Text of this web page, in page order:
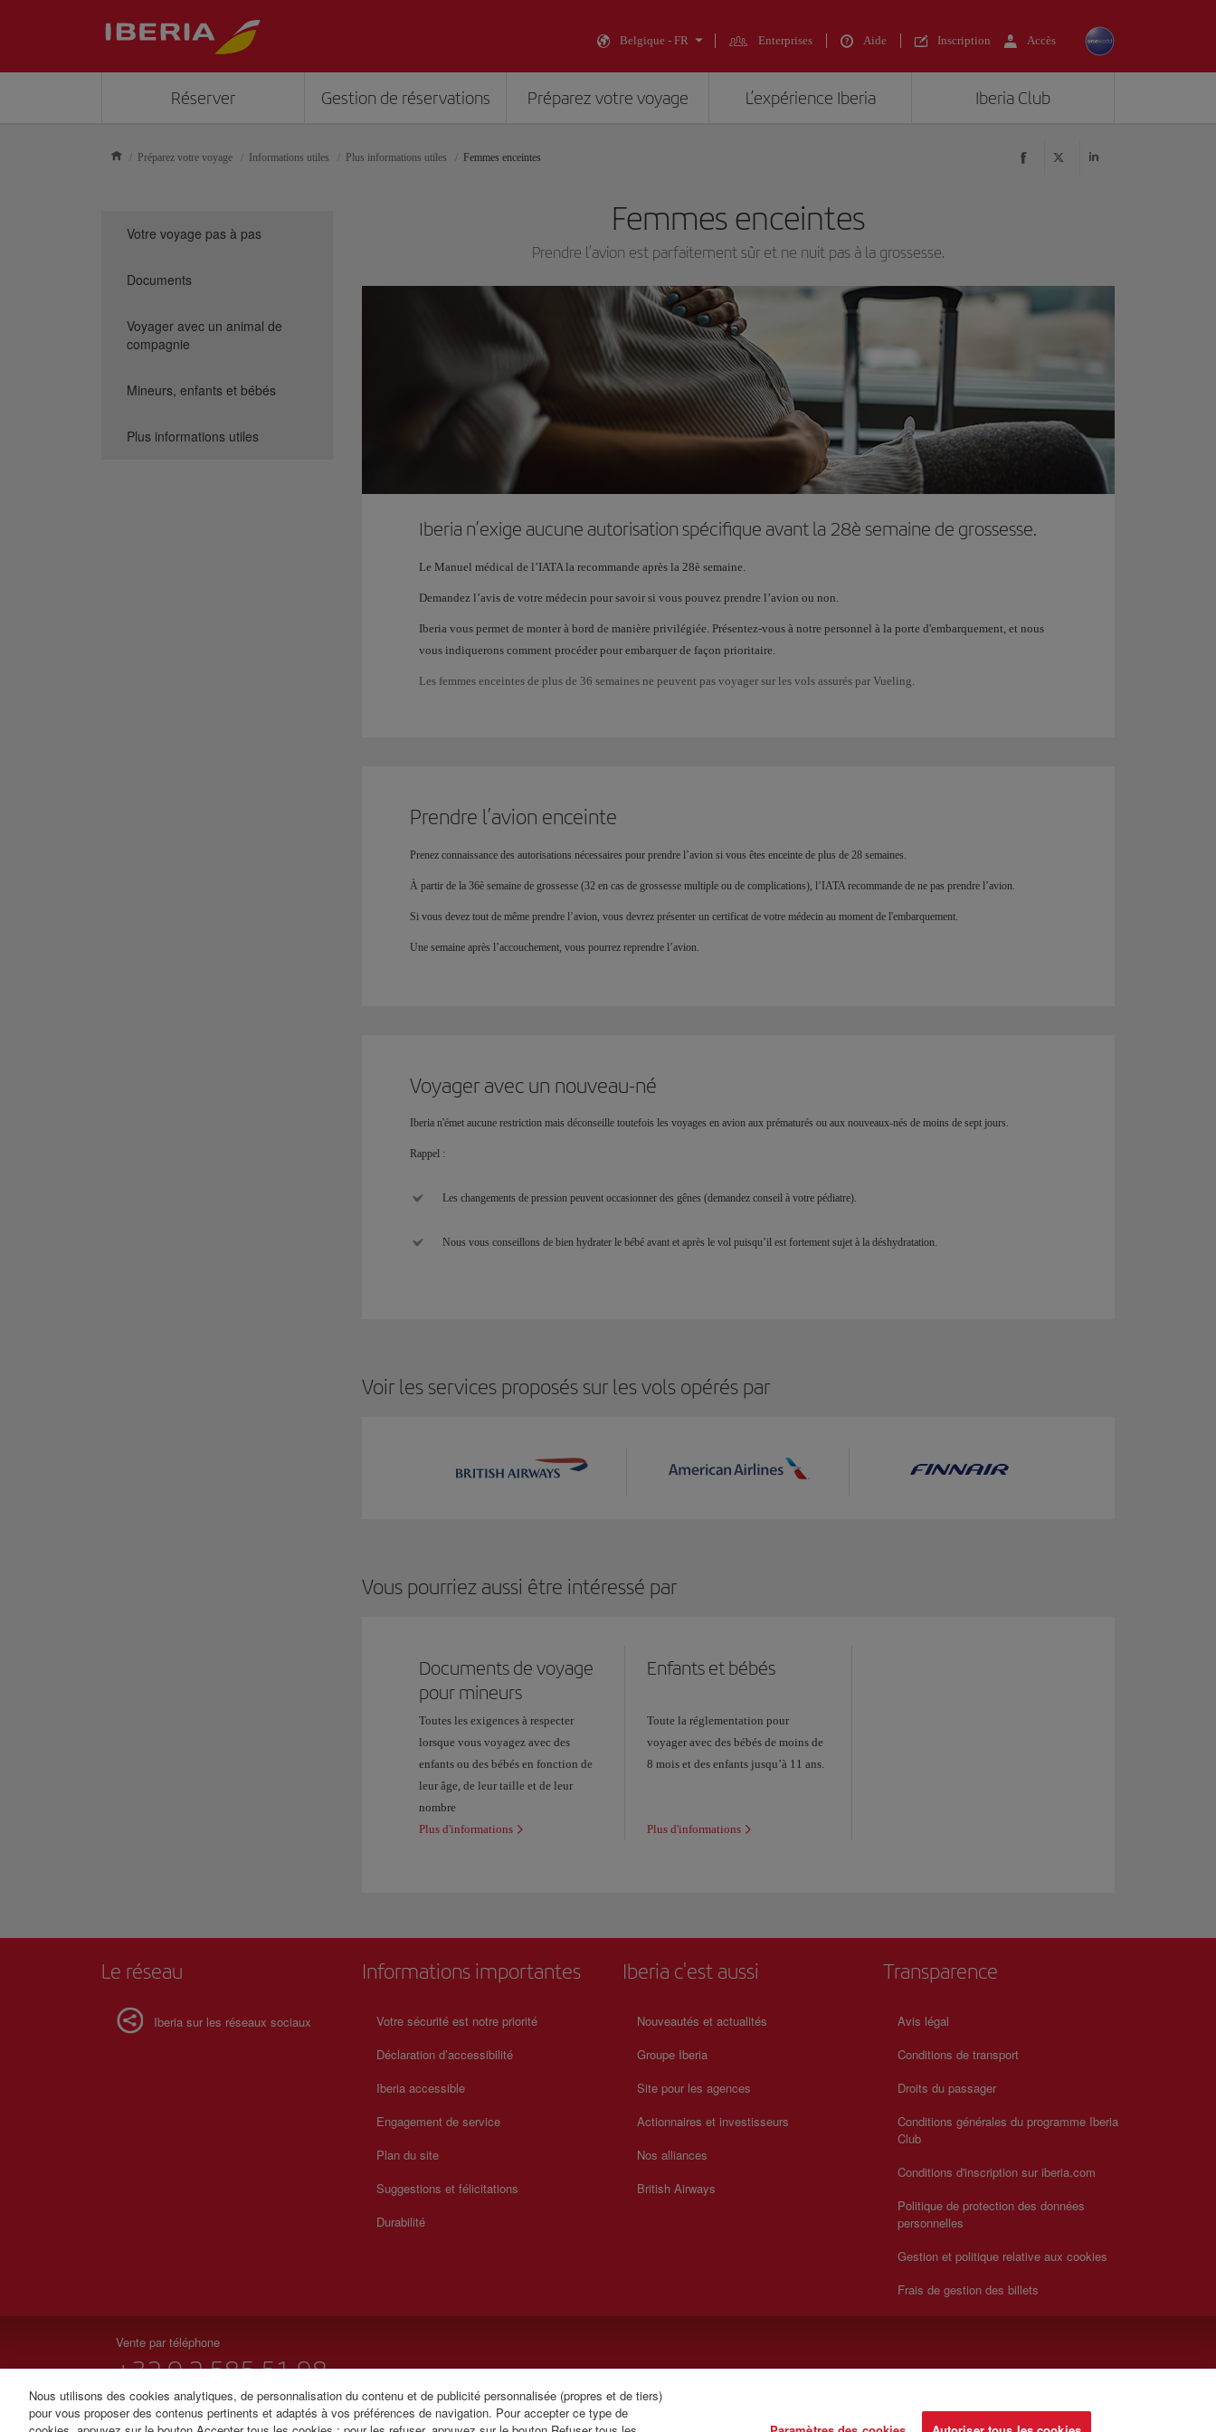
Belgique - FR Enterprises Aide Inscription Accès
Réserver Gestion de réservations Préparez votre voyage L’expérience Iberia Iberia Club
Préparez votre voyage Informations utiles Plus informations utiles Femmes enceintes
Femmes enceintes
Prendre l’avion est parfaitement sûr et ne nuit pas à la grossesse.
Iberia n’exige aucune autorisation spécifique avant la 28è semaine de grossesse.
Le Manuel médical de l’IATA la recommande après la 28è semaine.
Demandez l’avis de votre médecin pour savoir si vous pouvez prendre l’avion ou non.
Iberia vous permet de monter à bord de manière privilégiée. Présentez-vous à notre personnel à la porte d'embarquement, et nous
vous indiquerons comment procéder pour embarquer de façon prioritaire.
Les femmes enceintes de plus de 36 semaines ne peuvent pas voyager sur les vols assurés par Vueling.
Prendre l’avion enceinte
Prenez connaissance des autorisations nécessaires pour prendre l’avion si vous êtes enceinte de plus de 28 semaines.
À partir de la 36è semaine de grossesse (32 en cas de grossesse multiple ou de complications), l’IATA recommande de ne pas prendre l’avion.
Si vous devez tout de même prendre l’avion, vous devrez présenter un certificat de votre médecin au moment de l'embarquement.
Une semaine après l’accouchement, vous pourrez reprendre l’avion.
Voyager avec un nouveau-né
Iberia n'émet aucune restriction mais déconseille toutefois les voyages en avion aux prématurés ou aux nouveaux-nés de moins de sept jours.
Rappel :
Les changements de pression peuvent occasionner des gênes (demandez conseil à votre pédiatre).
Nous vous conseillons de bien hydrater le bébé avant et après le vol puisqu’il est fortement sujet à la déshydratation.
Voir les services proposés sur les vols opérés par
Vous pourriez aussi être intéressé par
Documents de voyage
pour mineurs
Toutes les exigences à respecter
lorsque vous voyagez avec des
enfants ou des bébés en fonction de
leur âge, de leur taille et de leur
nombre
Plus d'informations
Enfants et bébés
Toute la réglementation pour
voyager avec des bébés de moins de
8 mois et des enfants jusqu’à 11 ans.
Plus d'informations
Votre voyage pas à pas
Documents
Voyager avec un animal de
compagnie
Mineurs, enfants et bébés
Plus informations utiles
Le réseau
Iberia sur les réseaux sociaux
Informations importantes
Votre sécurité est notre priorité
Déclaration d’accessibilité
Iberia accessible
Engagement de service
Plan du site
Suggestions et félicitations
Durabilité
Iberia c'est aussi
Nouveautés et actualités
Groupe Iberia
Site pour les agences
Actionnaires et investisseurs
Nos alliances
British Airways
Transparence
Avis légal
Conditions de transport
Droits du passager
Conditions générales du programme Iberia
Club
Conditions d'inscription sur iberia.com
Politique de protection des données
personnelles
Gestion et politique relative aux cookies
Frais de gestion des billets
Vente par téléphone
+32 0 2 585 51 98
Du lundi au dimanche de 09h00 à 20h00 (français). Du lundi au dimanche de 00h00 à 24h00 (anglais et espagnol).
Nous utilisons des cookies analytiques, de personnalisation du contenu et de publicité personnalisée (propres et de tiers)
pour vous proposer des contenus pertinents et adaptés à vos préférences de navigation. Pour accepter ce type de